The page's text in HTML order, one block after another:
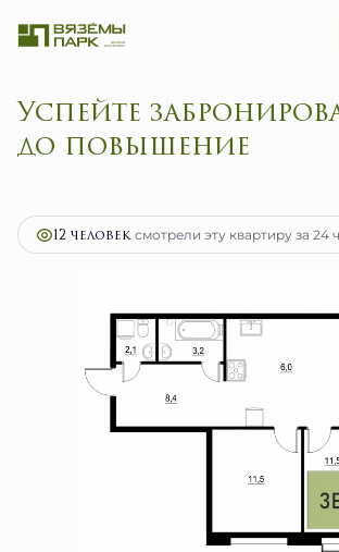
Успейте
3-комнатная59.1 м2
Ипотекаот 44 810 руб.